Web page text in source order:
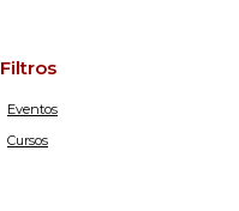
Filtros
Eventos
Cursos